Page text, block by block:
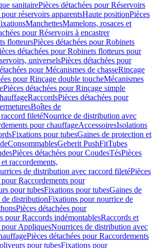
sanitairePièces détachées pour Réservoirs
réservoirs apparentsHaute positionPièces
ManchettesMamelons, rosaces et
pour Réservoirs à encastrer
flotteursPièces détachées pour Robinets
détachées pour Robinets flotteurs pour
universelsPièces détachées pour
pour Mécanismes de chasseRinçage
pour Rinçage double toucheMécanismes
Pièces détachées pour Rinçage simple
RaccordsPièces détachées pour
Boîtes de
filetéNourrice de distribution avec
pour chauffageAccessoiresIsolations
Fixations pour tubesGaines de protection et
ConsommablesGeberit PushFitTubes
Pièces détachées pour CoudesTésPièces
raccordements,
de distribution avec raccord filetéPièces
pour Raccordements pour
pour tubesFixations pour tubesGaines de
de distributionFixations pour nourrice de
Pièces détachées pour
pour Raccords indémontablesRaccords et
pour AppliquesNourrices de distribution avec
Pièces détachées pour Raccordements
pour tubesFixations pour